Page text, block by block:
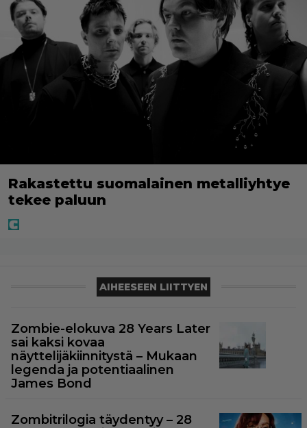
Rakastettu suomalainen metalliyhtye
tekee paluun
AIHEESEEN LIITTYEN
Zombie-elokuva 28 Years Later
sai kaksi kovaa
näyttelijäkiinnitystä – Mukaan
legenda ja potentiaalinen
James Bond
Zombitrilogia täydentyy – 28